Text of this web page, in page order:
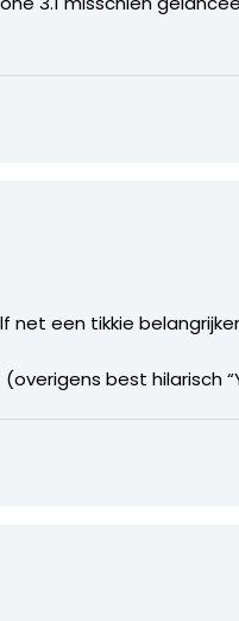
net een tikkie
best hilarisch